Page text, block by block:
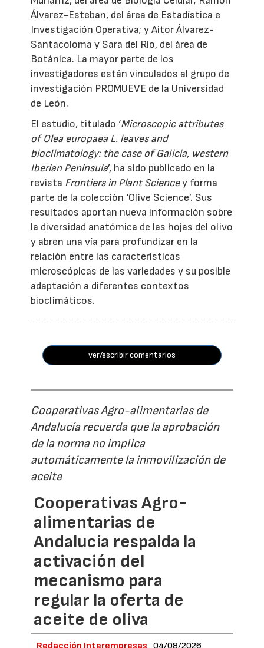
Álvarez-Esteban, del área de Estadística e
Investigación Operativa; y Aitor Álvarez-
Santacoloma y Sara del Río, del área de
Botánica. La mayor parte de los
investigadores están vinculados al grupo de
investigación PROMUEVE de la Universidad
de León.
El estudio, titulado ‘Microscopic attributes
of Olea europaea L. leaves and
bioclimatology: the case of Galicia, western
Iberian Peninsula’, ha sido publicado en la
revista Frontiers in Plant Sciencey forma
parte de la colección ‘Olive Science’. Sus
resultados aportan nueva información sobre
la diversidad anatómica de las hojas del olivo
y abren una vía para profundizar en la
relación entre las características
microscópicas de las variedades y su posible
adaptación a diferentes contextos
bioclimáticos.
ver/escribir comentarios
Cooperativas Agro-alimentarias de
Andalucía recuerda que la aprobación
de la norma no implica
automáticamente la inmovilización de
aceite
Cooperativas Agro-
alimentarias de
Andalucía respalda la
activación del
mecanismo para
regular la oferta de
aceite de oliva
Redacción Interempresas 04/08/2026